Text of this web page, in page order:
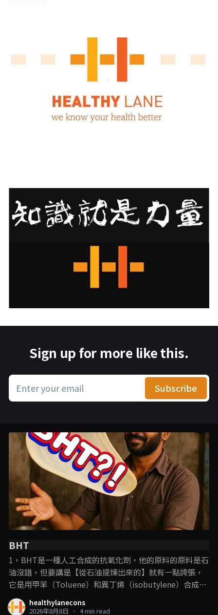
Sign up for more like this.
Enter your email Subscribe
BHT
1，BHT是一種人工合成的抗氧化劑，他的原料的原料是石
油沒錯，但要講是【從石油提煉出來的】就有一點誇張，
它是用甲苯（Toluene）和異丁烯（isobutylene）合成
的， 說BHT從石油提煉出來，就跟plastic一樣，這樣講的
目的，意思淺淺，但這裡我們就要提到一些化學常識了：
healthylanecons
2026年8月8日 • 4 min read